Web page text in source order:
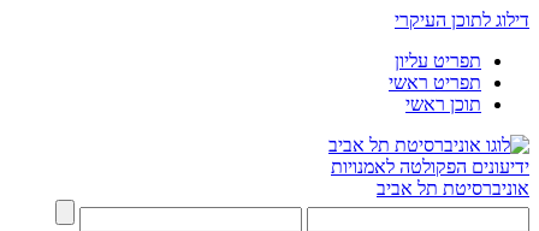
דילוג לתוכן העיקרי
תפריט עליון
תפריט ראשי
תוכן ראשי
ידיעונים הפקולטה לאמנויות
אוניברסיטת תל אביב